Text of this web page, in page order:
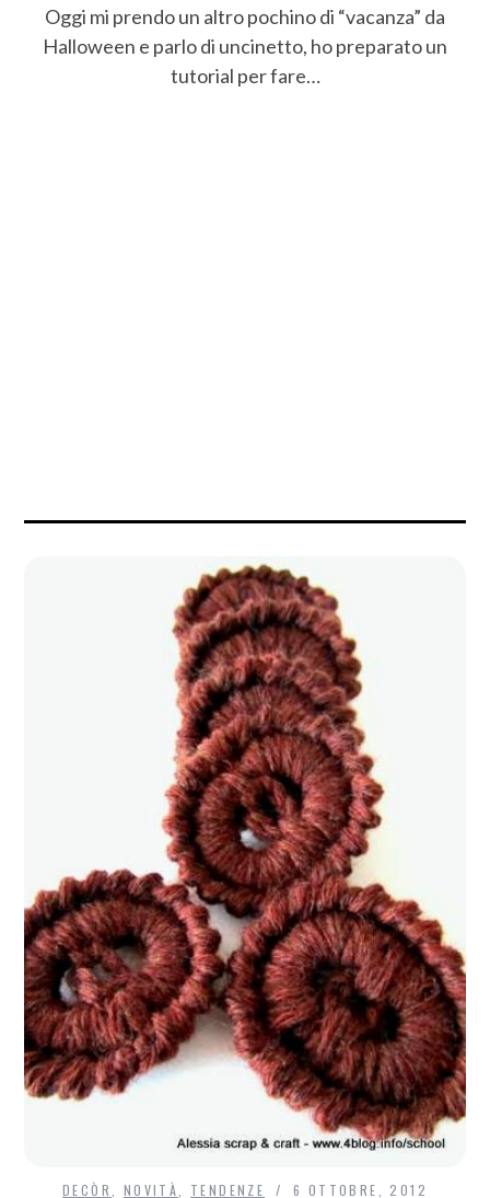
Oggi mi prendo un altro pochino di “vacanza” da
Halloween e parlo di uncinetto, ho preparato un
tutorial per fare…
DECÒR NOVITÀ TENDENZE 6 OTTOBRE, 2012